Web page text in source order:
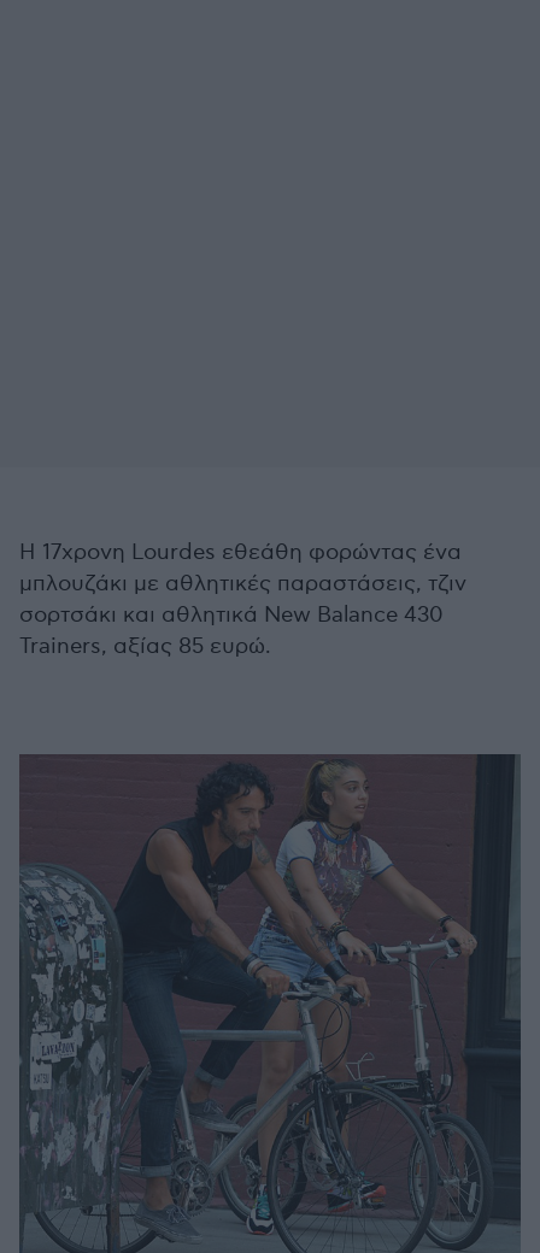
Η 17χρονη Lourdes εθεάθη φορώντας ένα
μπλουζάκι με αθλητικές παραστάσεις, τζιν
σορτσάκι και αθλητικά New Balance 430
Trainers, αξίας 85 ευρώ.